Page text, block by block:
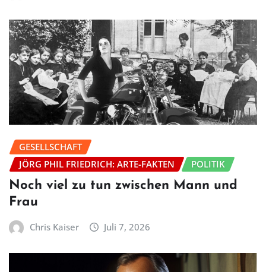
GESELLSCHAFT
JÖRG PHIL FRIEDRICH: ARTE-FAKTEN
POLITIK
Noch viel zu tun zwischen Mann und
Frau
Chris Kaiser Juli 7, 2026